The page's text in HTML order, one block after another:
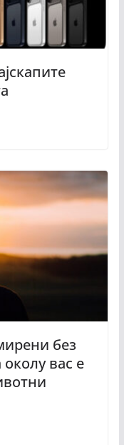
без
вас е